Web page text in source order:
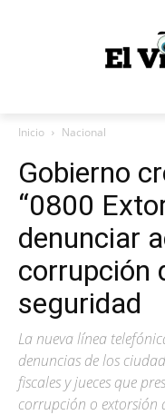
Inicio Nacional
Gobierno
“0800
denunciar
corrupción
seguridad
La nueva línea
denuncias de los
fiscales y jueces que
corrupción o extorsión